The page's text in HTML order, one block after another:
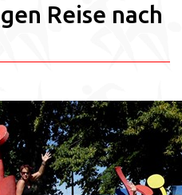
Reise nach